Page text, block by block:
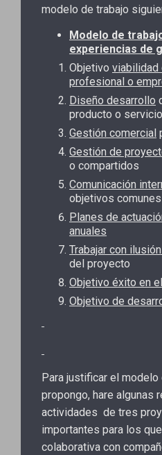
modelo de trabajo
Modelo de
experiencias de
Objetivo viabilidad
profesional o
Diseño desarrollo
producto o
Gestión comercial
Gestión de
o compartidos
Comunicación
objetivos
Planes de
anuales
Trabajar con
del proyecto
Objetivo éxito en
Objetivo de
Para justificar el modelo
propongo, hare algunas
actividades de tres
importantes para los
colaborativa con